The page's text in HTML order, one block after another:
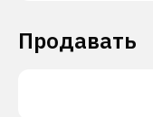
Продавать